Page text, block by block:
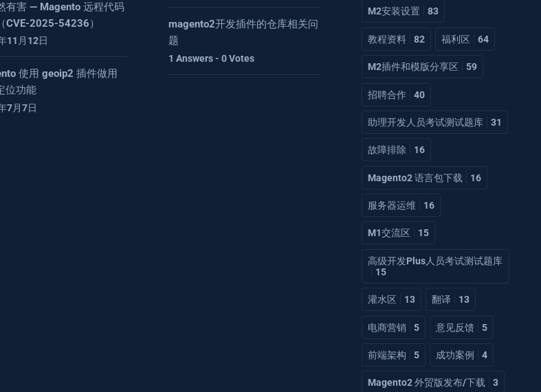
有害 — Magento 远程代码
CVE-2025-54236）
11月12日
使用 geoip2 插件做用
位功能
7月7日
magento2开发插件的仓库相关问
题
1 Answers - 0 Votes
M2安装设置 83
教程资料 82 福利区 64
M2插件和模版分享区 59
招聘合作 40
助理开发人员考试测试题库 31
故障排除 16
Magento2 语言包下载 16
服务器运维 16
M1交流区 15
高级开发Plus人员考试测试题库
15
灌水区 13 翻译 13
电商营销 5 意见反馈 5
前端架构 5 成功案例 4
Magento2 外贸版发布/下载 3